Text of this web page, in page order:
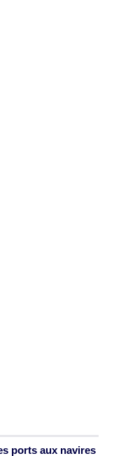
ports aux navires